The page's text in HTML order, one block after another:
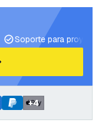
Soporte para
+4